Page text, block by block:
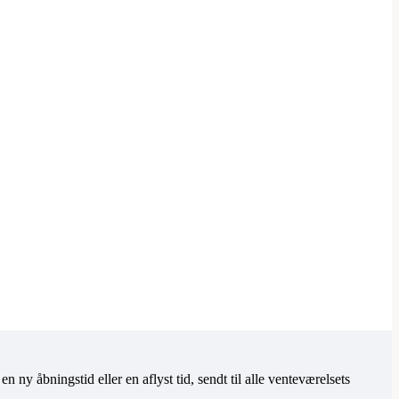
ny åbningstid eller en aflyst tid, sendt til alle venteværelsets